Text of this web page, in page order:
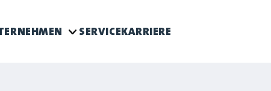
SERVICEKARRIERE